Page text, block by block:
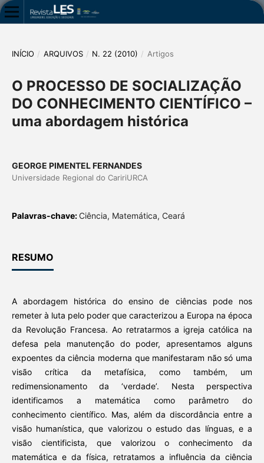
INÍCIO / ARQUIVOS / N. 22 (2010) / Artigos
O PROCESSO DE SOCIALIZAÇÃO
DO CONHECIMENTO CIENTÍFICO –
uma abordagem histórica
GEORGE PIMENTEL FERNANDES
Universidade Regional do CaririURCA
Palavras-chave: Ciência, Matemática, Ceará
RESUMO
A abordagem histórica do ensino de ciências pode nos
remeter à luta pelo poder que caracterizou a Europa na época
da Revolução Francesa. Ao retratarmos a igreja católica na
defesa pela manutenção do poder, apresentamos alguns
expoentes da ciência moderna que manifestaram não só uma
visão crítica da metafísica, como também, um
redimensionamento da ‘verdade’. Nesta perspectiva
identificamos a matemática como parâmetro do
conhecimento científico. Mas, além da discordância entre a
visão humanística, que valorizou o estudo das línguas, e a
visão cientificista, que valorizou o conhecimento da
matemática e da física, retratamos a influência da ciência